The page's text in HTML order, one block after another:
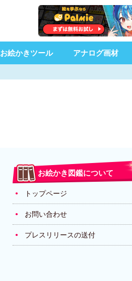
お絵かきツール アナログ画材
お絵かき図鑑について
トップページ
お問い合わせ
プレスリリースの送付